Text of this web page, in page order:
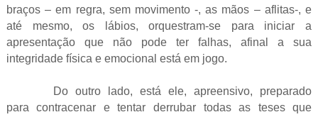
braços – em regra, sem movimento -, as mãos – aflitas-, e
até mesmo, os lábios, orquestram-se para iniciar a
apresentação que não pode ter falhas, afinal a sua
integridade física e emocional está em jogo.
Do outro lado, está ele, apreensivo, preparado
para contracenar e tentar derrubar todas as teses que